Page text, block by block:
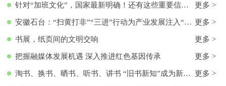
针对“加班文化”，国家最新明确！还有这些重要信息→ 更多 >
安徽石台：“扫黄打非”“三进”行动为产业发展注入“清流” 更多 >
书展，纸页间的文明交响 更多 >
把握融媒体发展机遇 深入推进红色基因传承 更多 >
淘书、换书、晒书、听书、讲书 “旧书新知”成为新文化时尚 更多 >